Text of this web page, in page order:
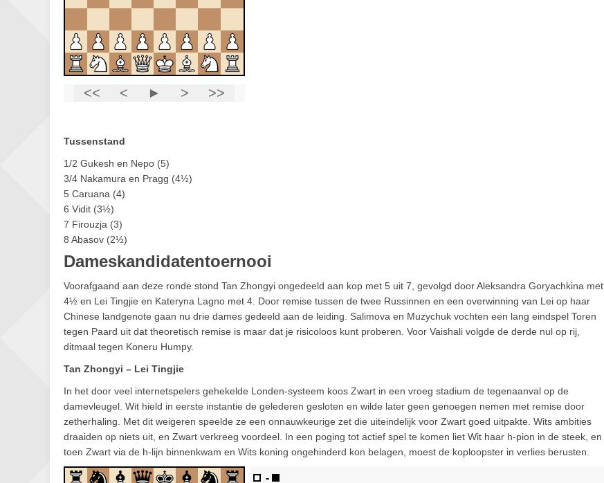
Tussenstand
1/2 Gukesh en Nepo (5)
3/4 Nakamura en Pragg (4½)
5 Caruana (4)
6 Vidit (3½)
7 Firouzja (3)
8 Abasov (2½)
Dameskandidatentoernooi
Voorafgaand aan deze ronde stond Tan Zhongyi ongedeeld aan kop met 5 uit 7, gevolgd door Aleksandra Goryachkina met
4½ en Lei Tingjie en Kateryna Lagno met 4. Door remise tussen de twee Russinnen en een overwinning van Lei op haar
Chinese landgenote gaan nu drie dames gedeeld aan de leiding. Salimova en Muzychuk vochten een lang eindspel Toren
tegen Paard uit dat theoretisch remise is maar dat je risicoloos kunt proberen. Voor Vaishali volgde de derde nul op rij,
ditmaal tegen Koneru Humpy.
Tan Zhongyi – Lei Tingjie
In het door veel internetspelers gehekelde Londen-systeem koos Zwart in een vroeg stadium de tegenaanval op de
damevleugel. Wit hield in eerste instantie de gelederen gesloten en wilde later geen genoegen nemen met remise door
zetherhaling. Met dit weigeren speelde ze een onnauwkeurige zet die uiteindelijk voor Zwart goed uitpakte. Wits ambities
draaiden op niets uit, en Zwart verkreeg voordeel. In een poging tot actief spel te komen liet Wit haar h-pion in de steek, en
toen Zwart via de h-lijn binnenkwam en Wits koning ongehinderd kon belagen, moest de koploopster in verlies berusten.